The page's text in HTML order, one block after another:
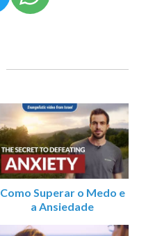
Como Superar o Medo e
a Ansiedade